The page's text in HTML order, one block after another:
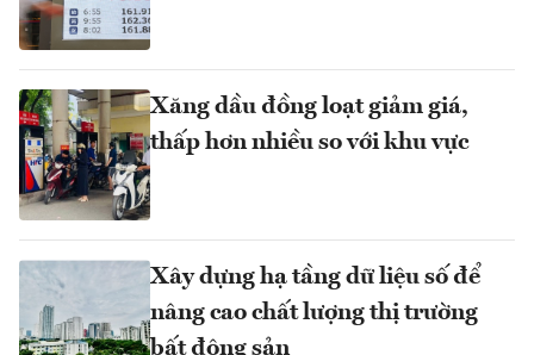
Xăng dầu đồng loạt giảm giá,
thấp hơn nhiều so với khu vực
Xây dựng hạ tầng dữ liệu số để
nâng cao chất lượng thị trường
bất động sản